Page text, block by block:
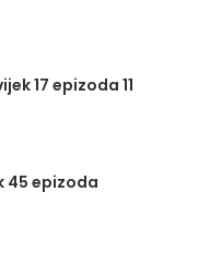
17 epizoda 11
45 epizoda